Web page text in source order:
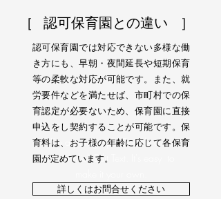
［ 認可保育園との違い ］
I’m a paragraph. Double click
me or click Edit Text. It's easy to
認可保育園では対応できない多様な働
き方にも、早朝・夜間延長や短期保育
等の柔軟な対応が可能です。また、就
労要件などを満たせば、市町村での保
育認定が必要ないため、保育園に直接
申込をし契約することが可能です。 保
育料は、お子様の年齢に応じて各保育
園が定めています。
詳しくはお問合せください